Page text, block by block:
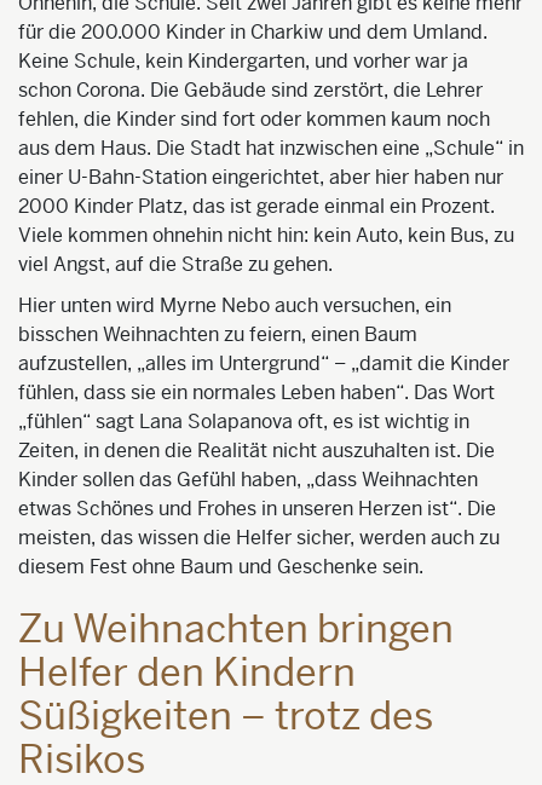
für die 200.000 Kinder in Charkiw und dem Umland.
Keine Schule, kein Kindergarten, und vorher war ja
schon Corona. Die Gebäude sind zerstört, die Lehrer
fehlen, die Kinder sind fort oder kommen kaum noch
aus dem Haus. Die Stadt hat inzwischen eine „Schule“ in
einer U-Bahn-Station eingerichtet, aber hier haben nur
2000 Kinder Platz, das ist gerade einmal ein Prozent.
Viele kommen ohnehin nicht hin: kein Auto, kein Bus, zu
viel Angst, auf die Straße zu gehen.
Hier unten wird Myrne Nebo auch versuchen, ein
bisschen Weihnachten zu feiern, einen Baum
aufzustellen, „alles im Untergrund“ – „damit die Kinder
fühlen, dass sie ein normales Leben haben“. Das Wort
„fühlen“ sagt Lana Solapanova oft, es ist wichtig in
Zeiten, in denen die Realität nicht auszuhalten ist. Die
Kinder sollen das Gefühl haben, „dass Weihnachten
etwas Schönes und Frohes in unseren Herzen ist“. Die
meisten, das wissen die Helfer sicher, werden auch zu
diesem Fest ohne Baum und Geschenke sein.
Zu Weihnachten bringen
Helfer den Kindern
Süßigkeiten – trotz des
Risikos